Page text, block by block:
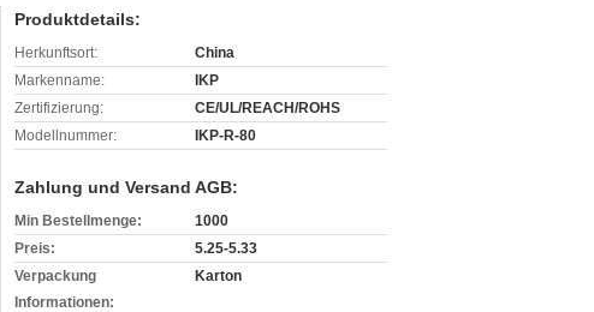
Produktdetails:
Herkunftsort:
China
Markenname:
IKP
Zertifizierung:
CE/UL/REACH/ROHS
Modellnummer:
IKP-R-80
Zahlung und Versand AGB:
Min Bestellmenge:
1000
Preis:
5.25-5.33
Verpackung
Informationen:
Karton